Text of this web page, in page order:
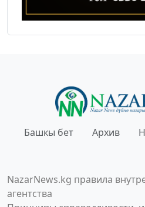
Башкы бет Архив
NazarNews.kg правила
агентства